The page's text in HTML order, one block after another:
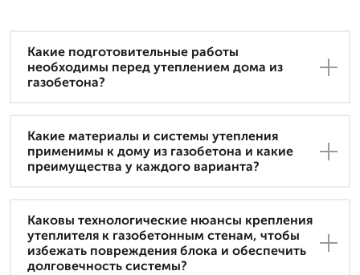
Какие подготовительные работы
необходимы перед утеплением дома из
газобетона?
Какие материалы и системы утепления
применимы к дому из газобетона и какие
преимущества у каждого варианта?
Каковы технологические нюансы крепления
утеплителя к газобетонным стенам, чтобы
избежать повреждения блока и обеспечить
долговечность системы?